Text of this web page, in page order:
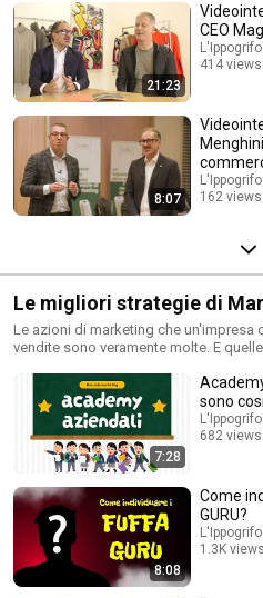
21:23
CEO
414 views
8:07
162 views
Le migliori strategie di
Le azioni di marketing che un'impresa
vendite sono veramente molte. E
Zucca ci spiegano quali sono le
piccola e media impresa del B2B deve
business.
7:28
sono
682 views
8:08
Come
GURU?
1.3K views